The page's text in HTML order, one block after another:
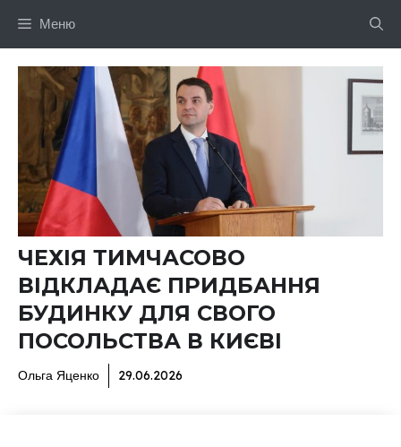
Меню
ЧЕХІЯ ТИМЧАСОВО
ВІДКЛАДАЄ ПРИДБАННЯ
БУДИНКУ ДЛЯ СВОГО
ПОСОЛЬСТВА В КИЄВІ
Ольга Яценко 29.06.2026